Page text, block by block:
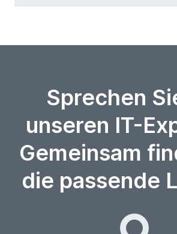
Sprechen
unseren IT-
Gemeinsam
die passende